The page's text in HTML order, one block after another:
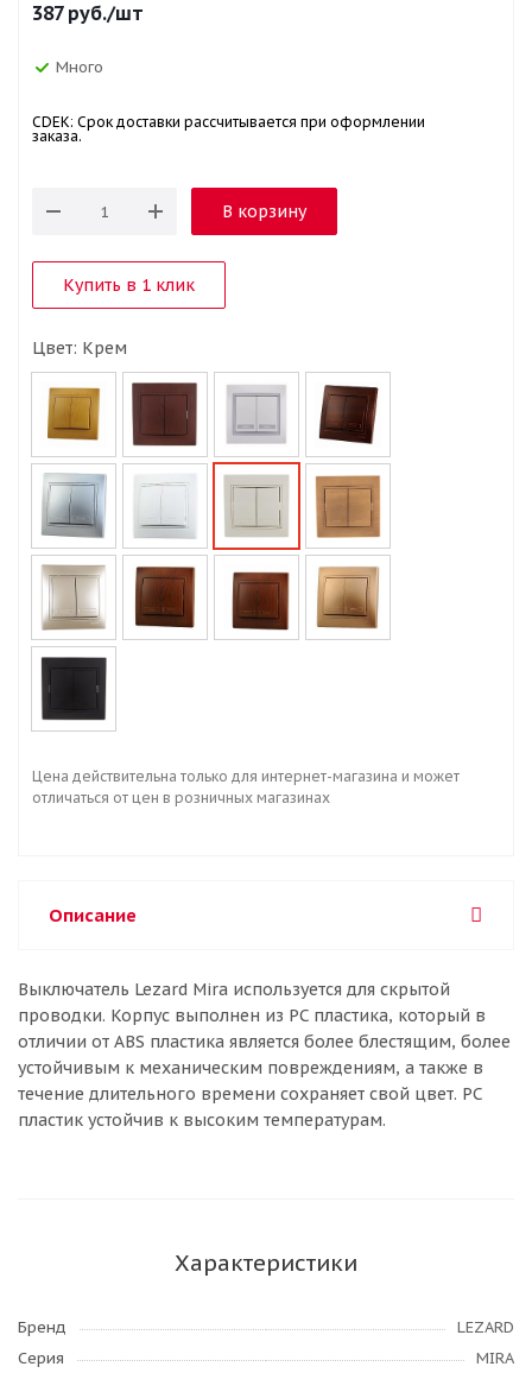
387руб./шт
Много
CDEK: Срок доставки рассчитывается при оформлении
заказа.
В корзину
Купить в 1 клик
Цвет: Крем
Цена действительна только для интернет-магазина и может
отличаться от цен в розничных магазинах
Описание
Выключатель Lezard Mira используется для скрытой
проводки. Корпус выполнен из PC пластика, который в
отличии от ABS пластика является более блестящим, более
устойчивым к механическим повреждениям, а также в
течение длительного времени сохраняет свой цвет. PC
пластик устойчив к высоким температурам.
Характеристики
Бренд
LEZARD
Серия
MIRA